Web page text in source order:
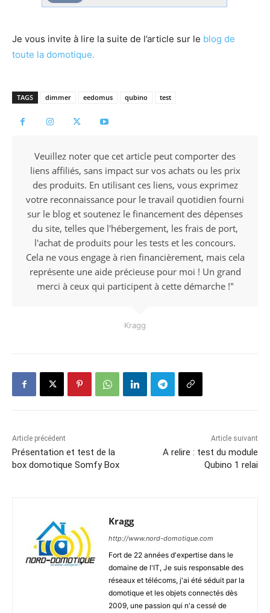
Je vous invite à lire la suite de l’article sur le blog de
toute la domotique.
TAGS dimmer eedomus qubino test
Veuillez noter que cet article peut comporter des
liens affiliés, sans impact sur vos achats ou les prix
des produits. En utilisant ces liens, vous exprimez
votre reconnaissance pour le travail quotidien fourni
sur le blog et soutenez le financement des dépenses
du site, telles que l'hébergement, les frais de port,
l'achat de produits pour les tests et les concours.
Cela ne vous engage à rien financièrement, mais cela
représente une aide précieuse pour moi ! Un grand
merci à ceux qui participent à cette démarche !"
Kragg
Article précédent
Présentation et test de la
box domotique Somfy Box
Article suivant
A relire : test du module
Qubino 1 relai
Kragg
http://www.nord-domotique.com
Fort de 22 années d'expertise dans le
domaine de l'IT, Je suis responsable des
réseaux et télécoms, j'ai été séduit par la
domotique et les objets connectés dès
2009, une passion qui n'a cessé de